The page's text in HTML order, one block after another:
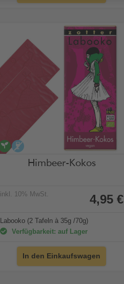
vegan
Himbeer-Kokos
inkl. 10% MwSt. 4,95 €
Labooko (2 Tafeln à 35g /70g)
Verfügbarkeit: auf Lager
In den Einkaufswagen